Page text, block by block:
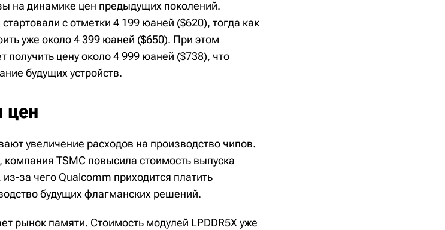
на динамике цен предыдущих поколений.
с отметки 4 199 юаней ($620), тогда как
уже около 4 399 юаней ($650). При этом
цену около 4 999 юаней ($738), что
будущих устройств.
цен
увеличение расходов на производство чипов.
TSMC повысила стоимость выпуска
за чего Qualcomm приходится платить
будущих флагманских решений.
рынок памяти. Стоимость модулей LPDDR5X уже